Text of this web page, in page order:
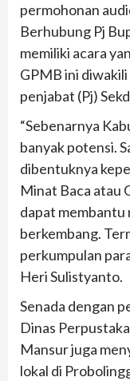
permohonan
Berhubung Pj
memiliki acara
GPMB ini
penjabat (Pj)
“Sebenarnya
banyak potensi.
dibentuknya
Minat Baca atau
dapat membantu
berkembang.
perkumpulan
Heri Sulistyanto.
Senada dengan
Dinas
Mansur juga
lokal di